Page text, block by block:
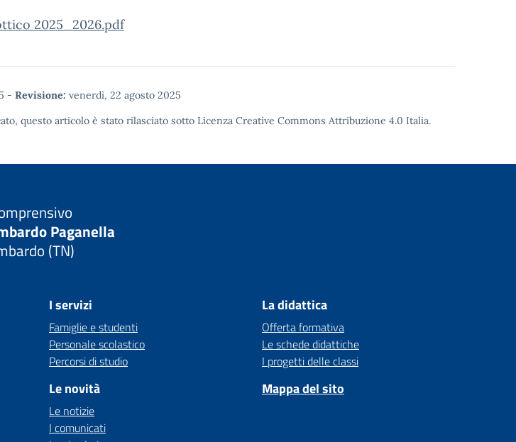
2025_2026.pdf
- Revisione: venerdì, 22 agosto 2025
questo articolo è stato rilasciato sotto Licenza Creative Commons Attribuzione 4.0 Italia.
Paganella
(TN)
I servizi
Famiglie e studenti
Personale scolastico
Percorsi di studio
Le novità
Le notizie
I comunicati
La didattica
Offerta formativa
Le schede didattiche
I progetti delle classi
Mappa del sito